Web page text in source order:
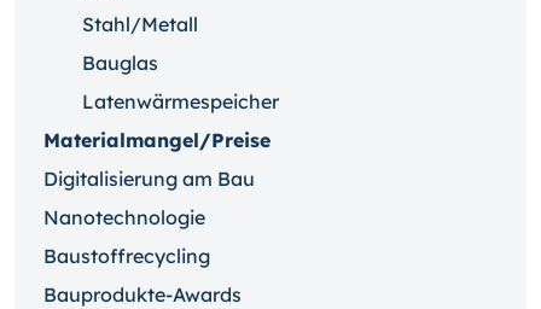
Stahl/Metall
Bauglas
Latenwärmespeicher
Materialmangel/Preise
Digitalisierung am Bau
Nanotechnologie
Baustoffrecycling
Bauprodukte-Awards